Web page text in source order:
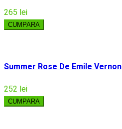
265 lei
CUMPARA
Summer Rose De Emile Vernon
252 lei
CUMPARA